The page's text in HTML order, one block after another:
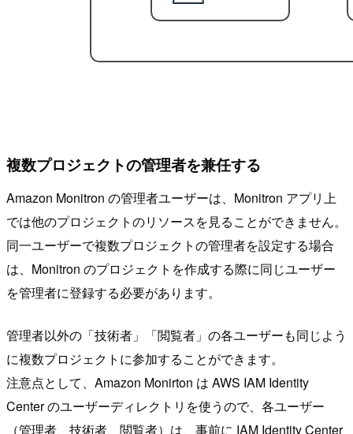
複数プロジェクトの管理者を兼任する
Amazon Monitron の管理者ユーザーは、Monitron アプリ上
では他のプロジェクトのリソースを見ることができません。
同一ユーザーで複数プロジェクトの管理者を設定する場合
は、Monitron のプロジェクトを作成する際に同じユーザー
を管理者に登録する必要があります。
管理者以外の「技術者」「閲覧者」の各ユーザーも同じよう
に複数プロジェクトに参加することができます。
注意点として、Amazon Monirton は AWS IAM Identity
Center のユーザーディレクトリを使うので、各ユーザー
（管理者、技術者、閲覧者）は、事前に IAM Identity Center